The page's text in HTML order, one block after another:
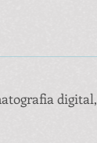
digital,